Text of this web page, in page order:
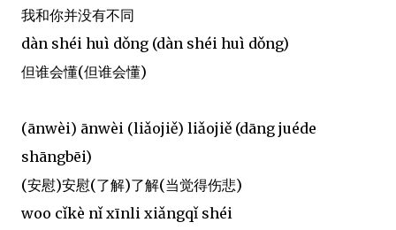
我和你并没有不同
dàn shéi huì dǒng (dàn shéi huì dǒng)
但谁会懂(但谁会懂)
(ānwèi) ānwèi (liǎojiě) liǎojiě (dāng juéde
shāngbēi)
(安慰)安慰(了解)了解(当觉得伤悲)
woo cǐkè nǐ xīnli xiǎngqǐ shéi